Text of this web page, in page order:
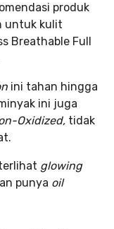
produk
untuk kulit
Breathable Full
ini tahan hingga
ini juga
Oxidized, tidak
glowing
punya oil